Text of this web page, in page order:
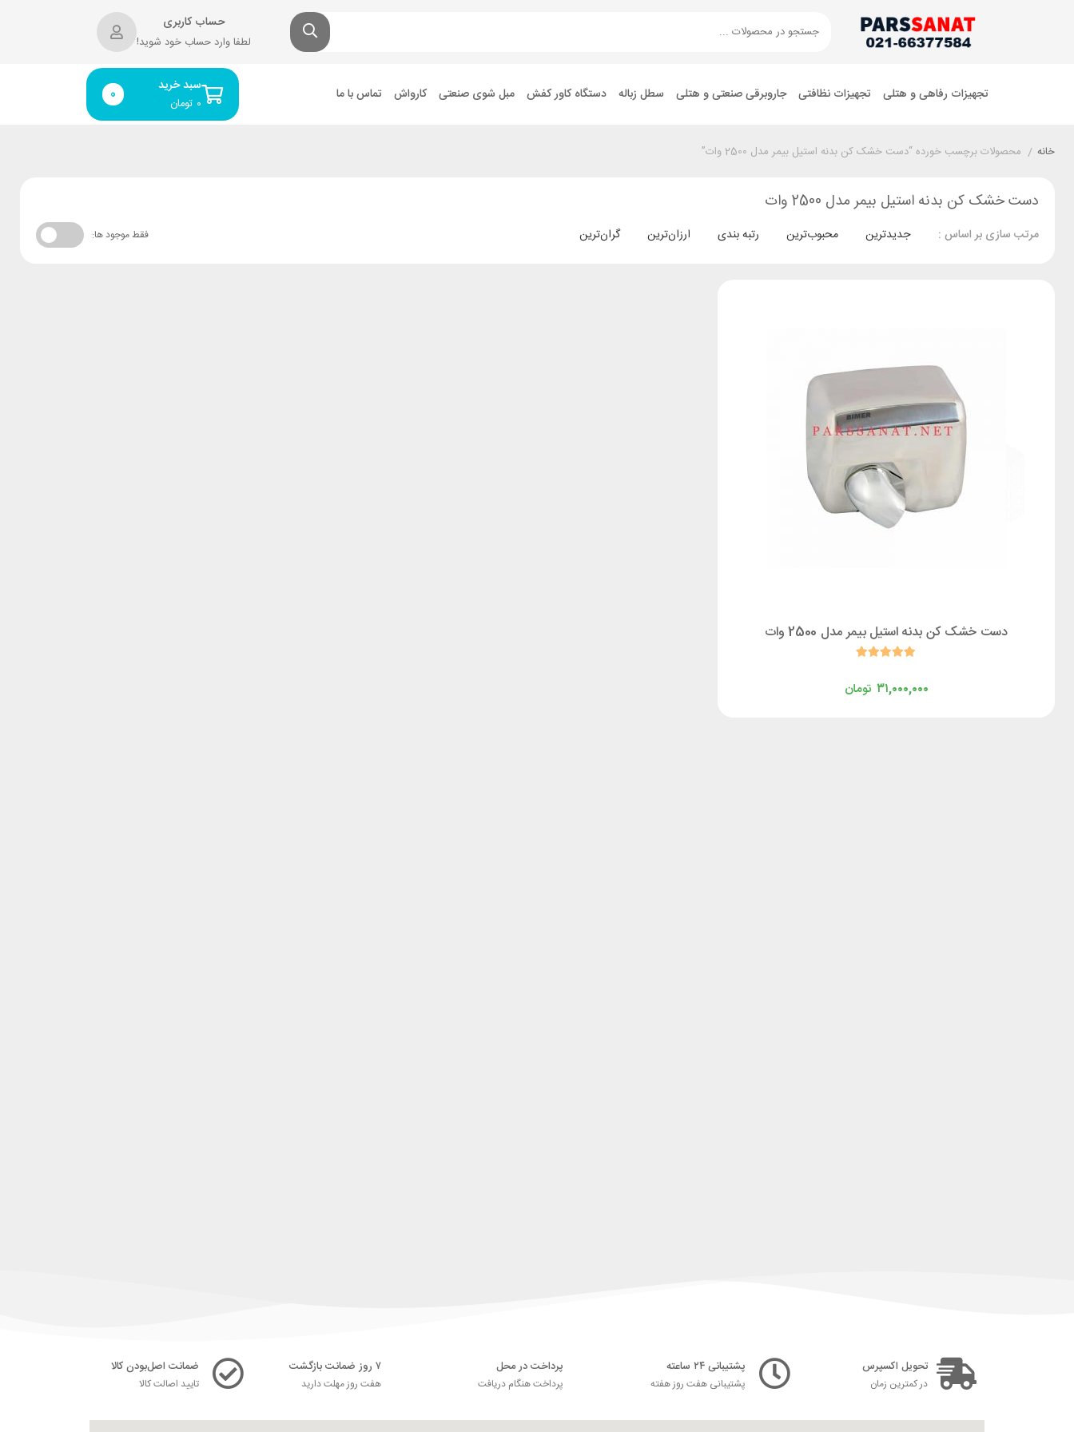
حساب کاربری
لطفا وارد حساب خود شوید!
تجهیزات رفاهی و هتلی تجهیزات نظافتی جاروبرقی صنعتی و هتلی سطل زباله دستگاه کاور کفش مبل شوی صنعتی کارواش تماس با ما سبد خرید
تومان ۰ 0
خانه / محصولات برچسب خورده “دست خشک کن بدنه استیل بیمر مدل 2500 وات”
دست خشک کن بدنه استیل بیمر مدل 2500 وات
مرتب سازی بر اساس : جدیدترین محبوب‌ترین رتبه بندی ارزان‌ترین گران‌ترین فقط موجود ها:
دست خشک کن بدنه استیل بیمر مدل 2500 وات
تومان ۳۱,۰۰۰,۰۰۰
تحویل اکسپرس
در کمترین زمان
پشتیبانی ۲۴ ساعته
پشتیبانی هفت روز هفته
پرداخت در محل
پرداخت هنگام دریافت
۷ روز ضمانت بازگشت
هفت روز مهلت دارید
ضمانت اصل‌بودن کالا
تایید اصالت کالا